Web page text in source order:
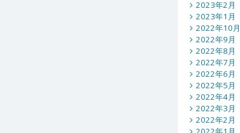
2023年2月
2023年1月
2022年10月
2022年9月
2022年8月
2022年7月
2022年6月
2022年5月
2022年4月
2022年3月
2022年2月